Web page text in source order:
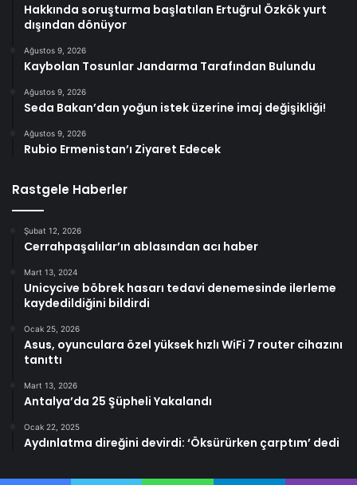
Hakkında soruşturma başlatılan Ertuğrul Özkök yurt
dışından dönüyor
Ağustos 9, 2026
Kaybolan Tosunlar Jandarma Tarafından Bulundu
Ağustos 9, 2026
Seda Bakan’dan yoğun istek üzerine imaj değişikliği!
Ağustos 9, 2026
Rubio Ermenistan’ı Ziyaret Edecek
Rastgele Haberler
Şubat 12, 2026
Cerrahpaşalılar’ın ablasından acı haber
Mart 13, 2024
Unicycive böbrek hasarı tedavi denemesinde ilerleme
kaydedildiğini bildirdi
Ocak 25, 2026
Asus, oyunculara özel yüksek hızlı WiFi 7 router cihazını
tanıttı
Mart 13, 2026
Antalya’da 25 Şüpheli Yakalandı
Ocak 22, 2025
Aydınlatma direğini devirdi: ‘Öksürürken çarptım’ dedi